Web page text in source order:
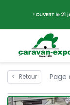
! OUVERT le
< Retour Page